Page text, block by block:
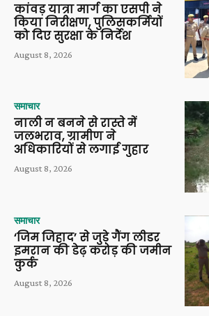
कांवड़ यात्रा मार्ग का एसपी ने
किया निरीक्षण, पुलिसकर्मियों
को दिए सुरक्षा के निर्देश
August 8, 2026
समाचार
नाली न बनने से रास्ते में
जलभराव, ग्रामीण ने
अधिकारियों से लगाई गुहार
August 8, 2026
समाचार
‘जिम जिहाद’ से जुड़े गैंग लीडर
इमरान की डेढ़ करोड़ की जमीन
कुर्क
August 8, 2026